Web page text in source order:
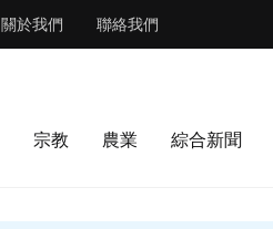
關於我們 聯絡我們
宗教 農業 綜合新聞